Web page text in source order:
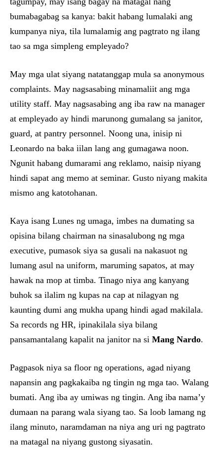
bumabagabag sa kanya: bakit habang lumalaki ang
kumpanya niya, tila lumalamig ang pagtrato ng ilang
tao sa mga simpleng empleyado?
May mga ulat siyang natatanggap mula sa anonymous
complaints. May nagsasabing minamaliit ang mga
utility staff. May nagsasabing ang iba raw na manager
at empleyado ay hindi marunong gumalang sa janitor,
guard, at pantry personnel. Noong una, inisip ni
Leonardo na baka iilan lang ang gumagawa noon.
Ngunit habang dumarami ang reklamo, naisip niyang
hindi sapat ang memo at seminar. Gusto niyang makita
mismo ang katotohanan.
Kaya isang Lunes ng umaga, imbes na dumating sa
opisina bilang chairman na sinasalubong ng mga
executive, pumasok siya sa gusali na nakasuot ng
lumang asul na uniform, maruming sapatos, at may
hawak na mop at timba. Tinago niya ang kanyang
buhok sa ilalim ng kupas na cap at nilagyan ng
kaunting dumi ang mukha upang hindi agad makilala.
Sa records ng HR, ipinakilala siya bilang
pansamantalang kapalit na janitor na si Mang Nardo.
Pagpasok niya sa floor ng operations, agad niyang
napansin ang pagkakaiba ng tingin ng mga tao. Walang
bumati. Ang iba ay umiwas ng tingin. Ang iba nama’y
dumaan na parang wala siyang tao. Sa loob lamang ng
ilang minuto, naramdaman na niya ang uri ng pagtrato
na matagal na niyang gustong siyasatin.